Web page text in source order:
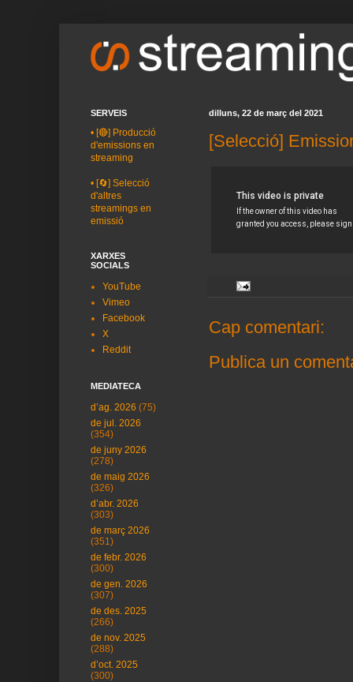
dilluns, 22 de març del 2021
[Selecció]
Cap comentari:
Publica un
SERVEIS
• [🔴] Producció
d'emissions en
streaming
• [🔄] Selecció
d'altres
streamings en
emissió
XARXES
SOCIALS
YouTube
Vimeo
Facebook
X
Reddit
MEDIATECA
d’ag. 2026 (75)
de jul. 2026
(354)
de juny 2026
(278)
de maig 2026
(326)
d’abr. 2026
(303)
de març 2026
(351)
de febr. 2026
(300)
de gen. 2026
(307)
de des. 2025
(266)
de nov. 2025
(288)
d’oct. 2025
(300)